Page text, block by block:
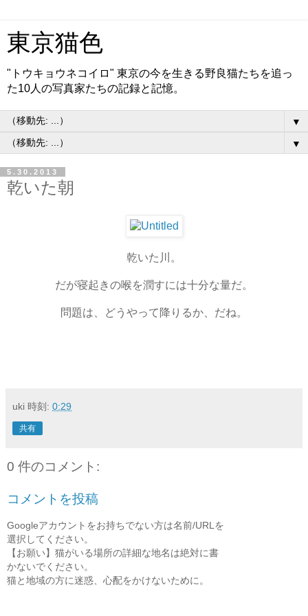
東京猫色
"トウキョウネコイロ" 東京の今を生きる野良猫たちを追っ
た10人の写真家たちの記録と記憶。
▼
▼
5.30.2013
乾いた朝
乾いた川。
だが寝起きの喉を潤すには十分な量だ。
問題は、どうやって降りるか、だね。
uki 時刻: 0:29
共有
0 件のコメント:
コメントを投稿
Googleアカウントをお持ちでない方は名前/URLを
選択してください。
【お願い】猫がいる場所の詳細な地名は絶対に書
かないでください。
猫と地域の方に迷惑、心配をかけないために。